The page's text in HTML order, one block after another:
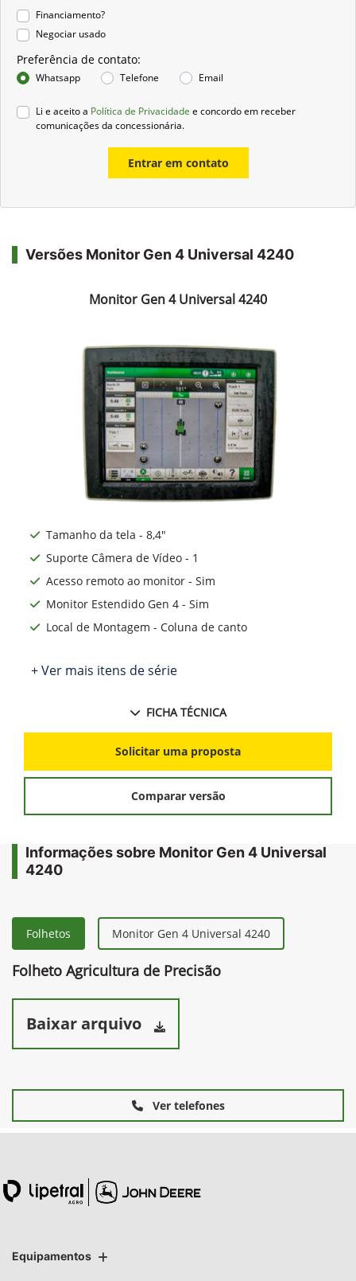
Financiamento?
Negociar usado
Preferência de contato:
Whatsapp Telefone Email
Li e aceito a Política de Privacidade e concordo em receber
comunicações da concessionária.
Entrar em contato
Versões Monitor Gen 4 Universal 4240
Monitor Gen 4 Universal 4240
Tamanho da tela - 8,4"
Suporte Câmera de Vídeo - 1
Acesso remoto ao monitor - Sim
Monitor Estendido Gen 4 - Sim
Local de Montagem - Coluna de canto
+ Ver mais itens de série
FICHA TÉCNICA
Solicitar uma proposta
Comparar versão
Informações sobre Monitor Gen 4 Universal
4240
Folhetos Monitor Gen 4 Universal 4240
Folheto Agricultura de Precisão
Baixar arquivo
Ver telefones
Equipamentos